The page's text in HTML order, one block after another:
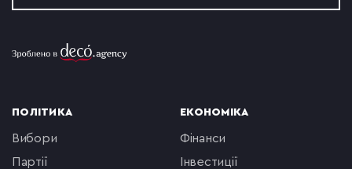
ПОЛІТИКА
вибори
партії
ЕКОНОМІКА
фінанси
інвестиції